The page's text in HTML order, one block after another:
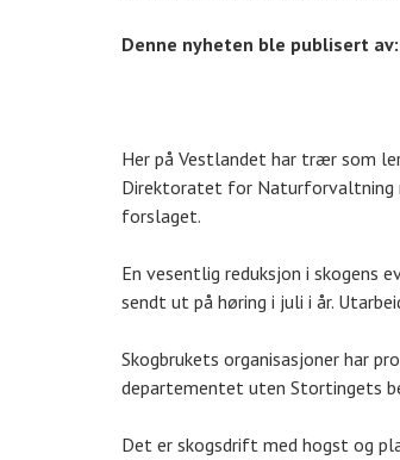
Denne nyheten ble publisert av:
Her på Vestlandet har trær som
Direktoratet for Naturforvaltning
forslaget.
En vesentlig reduksjon i skogens
sendt ut på høring i juli i år.
Skogbrukets organisasjoner har
departementet uten Stortingets
Det er skogsdrift med hogst og